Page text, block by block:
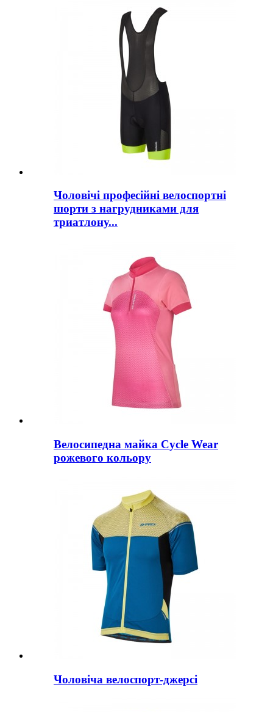
Чоловічі професійні велоспортні
шорти з нагрудниками для
триатлону...
Велосипедна майка Cycle Wear
рожевого кольору
Чоловіча велоспорт-джерсі